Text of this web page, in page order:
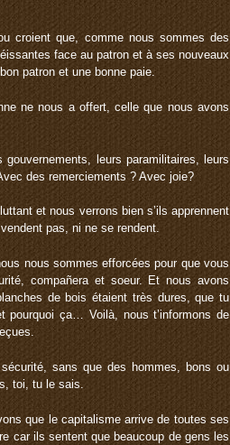
croient que, comme nous sommes des
face au patron et à ses nouveaux
patron et une bonne paie.
ne nous a offert, celle que nous avons
leurs paramilitaires, leurs
des remerciements ? Avec joie?
et nous verrons bien s’ils apprennent
pas, ni ne se rendent.
nous sommes efforcées pour que vous
compañera et soeur. Et nous avons
de bois étaient très dures, que tu
pourquoi ça… Voilà, nous t’informons de
sans que des hommes, bons ou
toi, tu le sais.
que le capitalisme arrive de toutes ses
car ils sentent que beaucoup de gens les